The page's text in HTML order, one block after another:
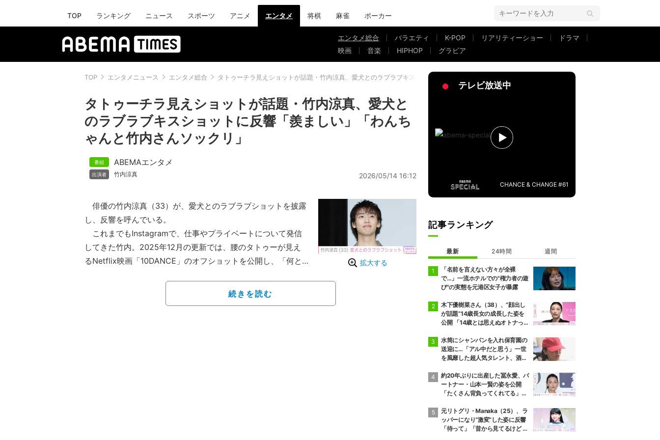
TOP ランキング ニュース スポーツ アニメ エンタメ 将棋 麻雀 ポーカー
エンタメ総合 バラエティ K-POP リアリティーショー
ドラマ
映画
音楽 HIPHOP グラビア
TOP エンタメニュース エンタメ総合 タトゥーチラ見えショットが話題・竹内涼真、愛犬とのラブラブキスショットに反響「羨ましい」「わんちゃんと竹内さんソックリ」
タトゥーチラ見えショットが話題・竹内涼真、愛犬と
のラブラブキスショットに反響「羨ましい」「わんち
ゃんと竹内さんソックリ」
ABEMAエンタメ
竹内涼真 2026/05/14 16:12
拡大する
俳優の竹内涼真（33）が、愛犬とのラブラブショットを披露
し、反響を呼んでいる。
これまでもInstagramで、仕事やプライベートについて発信
してきた竹内。2025年12月の更新では、腰のタトゥーが見え
るNetflix映画「10DANCE」のオフショットを公開し、「何と
続きを読む
テレビ放送中
CHANCE & CHANGE #61
記事ランキング
最新 24時間 週間
「名前を言えない方々が全裸
で…」一流ホテルでの"権力者の遊
び"の実態を元港区女子が暴露
木下優樹菜さん（38）、“顔出し
が話題”14歳長女の成長した姿を
公開 「14歳とは思えぬオトナっぽ
ぎる」など反響
水筒にシャンパンを入れ保育園の
送迎に…「アル中だと思う」一世
を風靡した超人気タレント、酒漬
約20年ぶりに出産した冨永愛、パ
ートナー・山本一賢の姿を公開
「たくさん背負ってくれてる」感
元リトグリ・Manaka（25）、ラ
ッパーになり“激変”した姿に反響
「待って」「昔から見てるけど 最